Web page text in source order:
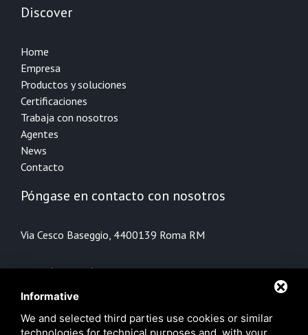
Discover
Home
Empresa
Productos y soluciones
Certificaciones
Trabaja con nosotros
Agentes
News
Contacto
Póngase en contacto con nosotros
Via Cesco Baseggio, 4400139 Roma RM
+39 06 89021647
+39 06 89021644
info@bpwatertech.com
Informative
We and selected third parties use cookies or similar